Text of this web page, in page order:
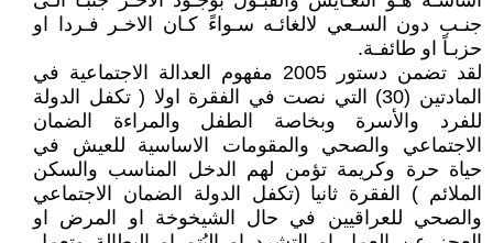
جنـب دون السـعي لالغائـه سـواءً كـان الاخـر فـردا او
حزبـاً او طائفـة.
لقد تضمن دستور 2005 مفهوم العدالة الاجتماعية في
المادتين (30) التي نصت في الفقرة اولا ( تكفل الدولة
للفرد والأسرة وبخاصة الطفل والمراءة الضمان
الاجتماعي والصحي والمقومات الاساسية للعيش في
حياة حرة وكريمة تؤمن لهم الدخل المناسب والسكن
الملائم ) الفقرة ثانيا (تكفل الدولة الضمان الاجتماعي
والصحي للعراقيين في حال الشيخوخة او المرض او